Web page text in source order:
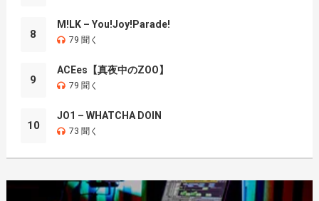
8
M!LK – You!Joy!Parade!
79 聞く
9
ACEes【真夜中のZOO】
79 聞く
10
JO1 – WHATCHA DOIN
73 聞く